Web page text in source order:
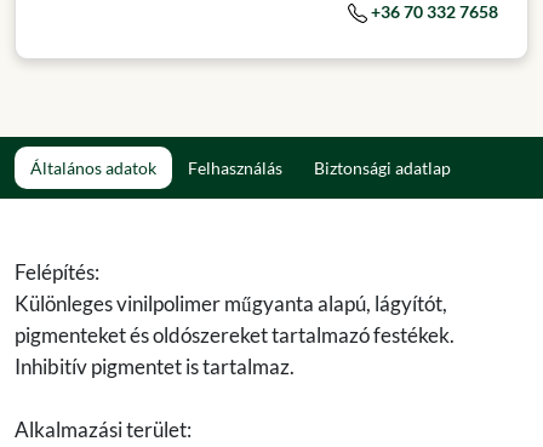
+36 70 332 7658
Általános adatok Felhasználás Biztonsági adatlap
Felépítés:
Különleges vinilpolimer műgyanta alapú, lágyítót,
pigmenteket és oldószereket tartalmazó festékek.
Inhibitív pigmentet is tartalmaz.
Alkalmazási terület: